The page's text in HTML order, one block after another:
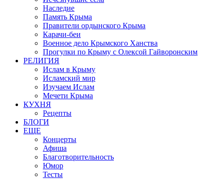
Наследие
Память Крыма
Правители ордынского Крыма
Карачи-беи
Военное дело Крымского Ханства
Прогулки по Крыму с Олексой Гайворонским
РЕЛИГИЯ
Ислам в Крыму
Исламский мир
Изучаем Ислам
Мечети Крыма
КУХНЯ
Рецепты
БЛОГИ
ЕЩЕ
Концерты
Афиша
Благотворительность
Юмор
Тесты